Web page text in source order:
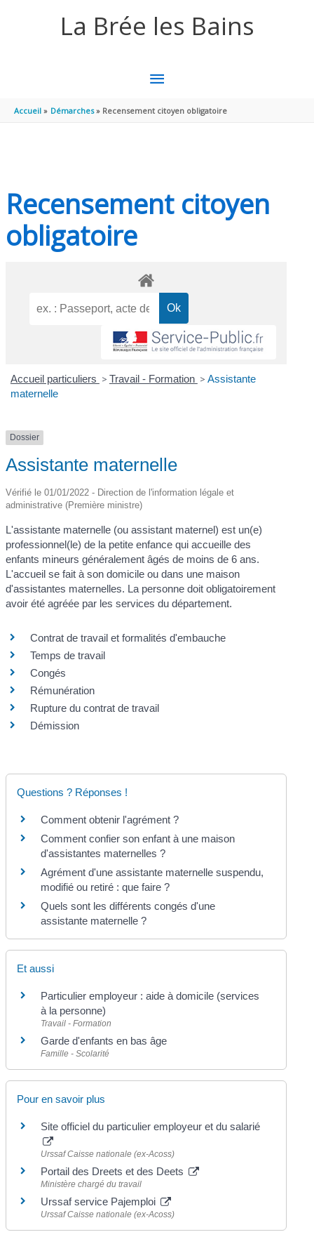
La Brée les Bains
MENU
PRINCIPAL
Accueil Démarches Recensement citoyen obligatoire
Recensement citoyen
obligatoire
Accueil particuliers > Travail - Formation > Assistante
maternelle
Dossier
Assistante maternelle
Vérifié le 01/01/2022 - Direction de l'information légale et
administrative (Première ministre)
L'assistante maternelle (ou assistant maternel) est un(e)
professionnel(le) de la petite enfance qui accueille des
enfants mineurs généralement âgés de moins de 6 ans.
L'accueil se fait à son domicile ou dans une maison
d'assistantes maternelles. La personne doit obligatoirement
avoir été agréée par les services du département.
Contrat de travail et formalités d'embauche
Temps de travail
Congés
Rémunération
Rupture du contrat de travail
Démission
Questions ? Réponses !
Comment obtenir l'agrément ?
Comment confier son enfant à une maison
d'assistantes maternelles ?
Agrément d'une assistante maternelle suspendu,
modifié ou retiré : que faire ?
Quels sont les différents congés d'une
assistante maternelle ?
Et aussi
Particulier employeur : aide à domicile (services
à la personne)
Travail - Formation
Garde d'enfants en bas âge
Famille - Scolarité
Pour en savoir plus
Site officiel du particulier employeur et du salarié
Urssaf Caisse nationale (ex-Acoss)
Portail des Dreets et des Deets
Ministère chargé du travail
Urssaf service Pajemploi
Urssaf Caisse nationale (ex-Acoss)